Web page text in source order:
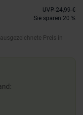
UVP 24,99 €
Sie sparen 20 %
Preis in